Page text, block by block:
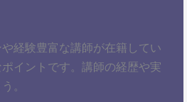
経験豊富な講師が在籍してい
イントです。講師の経歴や実
。